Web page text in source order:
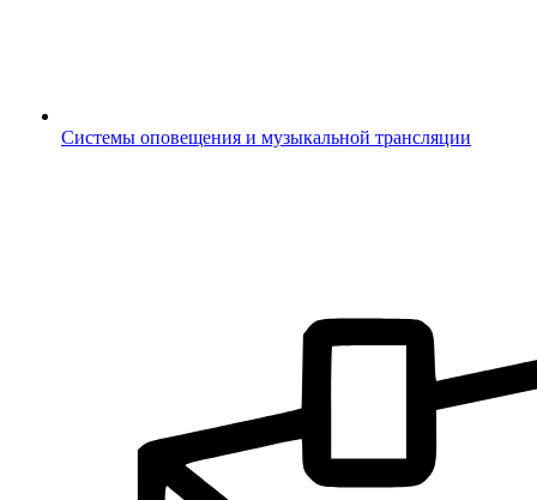
Системы оповещения и музыкальной трансляции